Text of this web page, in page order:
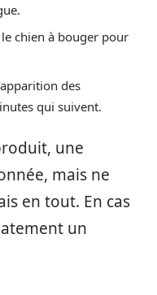
chien à bouger pour
des
qui suivent.
une
mais ne
en tout. En cas
un